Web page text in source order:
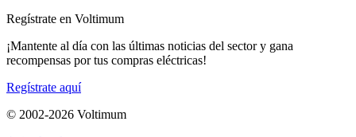
Regístrate en Voltimum
¡Mantente al día con las últimas noticias del sector y gana
recompensas por tus compras eléctricas!
Regístrate aquí
© 2002-2026 Voltimum